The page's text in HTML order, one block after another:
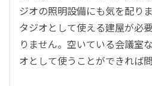
ジオの照明設備にも気を配り
タジオとして使える建屋が必
りません。空いている会議室
オとして使うことができれば